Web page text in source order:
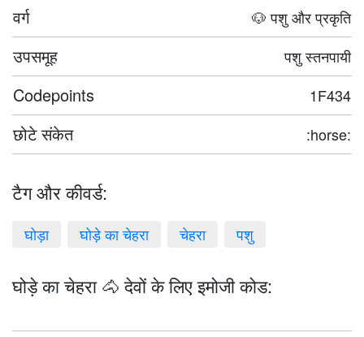
वर्ग 🐶 पशु और प्रकृति
उपसमूह पशु स्तनपायी
Codepoints 1F434
छोटे संकेत :horse:
टैग और कीवर्ड:
घोड़ा घोड़े का चेहरा चेहरा पशु
घोड़े का चेहरा 🐴 देवों के लिए इमोजी कोड: